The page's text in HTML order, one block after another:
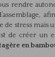
rendre
de stress mais
de créer un
en